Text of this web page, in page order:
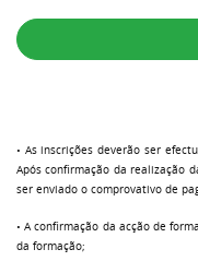
• As inscrições deverão ser
Após confirmação da realização
ser enviado o comprovativo de
• A confirmação da acção de
da formação;